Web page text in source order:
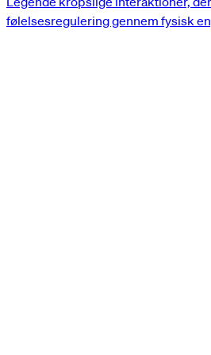
følelsesregulering gennem fysisk